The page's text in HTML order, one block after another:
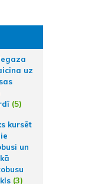
uz
(5)
kursēt
un
(3)